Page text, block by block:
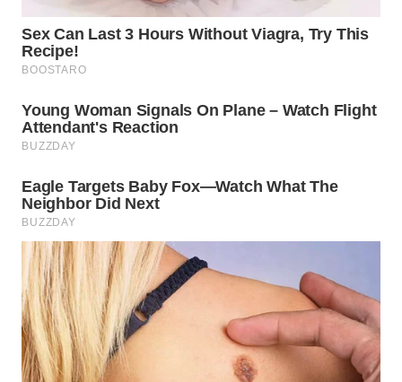
WN
KARAWANG
WN
BEKASI
WN
BOGOR
WN
DEPOK
WN
TAPANULI
UTARA